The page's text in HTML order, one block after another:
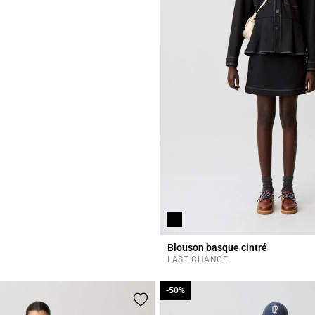
Blouson basque cintré
LAST CHANCE
-50%
-50%